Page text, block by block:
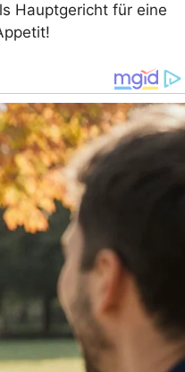
Hauptgericht für eine